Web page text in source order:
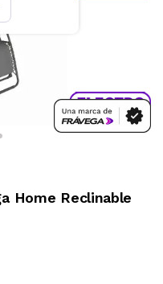
Home Reclinable